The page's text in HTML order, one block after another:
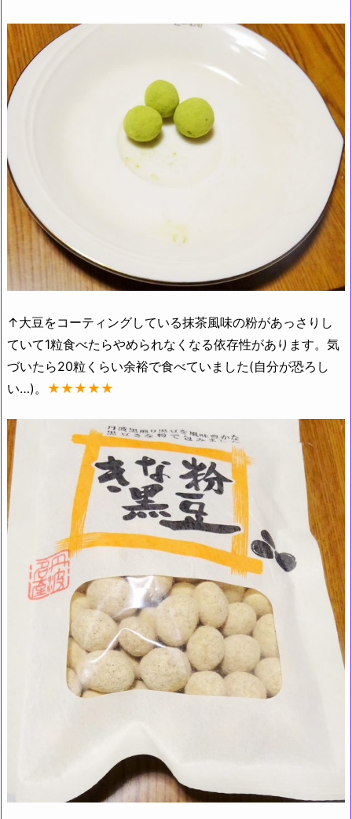
↑大豆をコーティングしている抹茶風味の粉があっさりし
ていて1粒食べたらやめられなくなる依存性があります。気
づいたら20粒くらい余裕で食べていました(自分が恐ろし
い…)。 ★★★★★